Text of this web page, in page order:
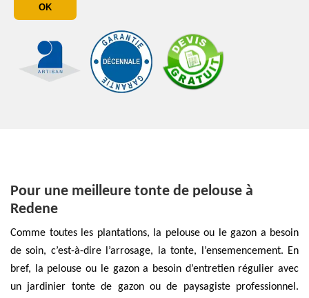
Pour une meilleure tonte de pelouse à
Redene
Comme toutes les plantations, la pelouse ou le gazon a besoin
de soin, c’est-à-dire l’arrosage, la tonte, l’ensemencement. En
bref, la pelouse ou le gazon a besoin d’entretien régulier avec
un jardinier tonte de gazon ou de paysagiste professionnel.